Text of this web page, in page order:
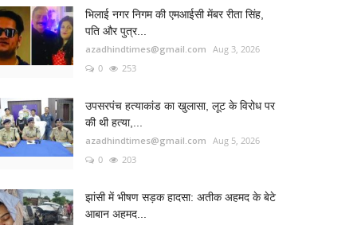
भिलाई नगर निगम की एमआईसी मेंबर रीता सिंह,
पति और पुत्र...
azadhindtimes@gmail.com Aug 3, 2026
0
253
उपसरपंच हत्याकांड का खुलासा, लूट के विरोध पर
की थी हत्या,...
azadhindtimes@gmail.com Aug 5, 2026
0
203
झांसी में भीषण सड़क हादसा: अतीक अहमद के बेटे
आबान अहमद...